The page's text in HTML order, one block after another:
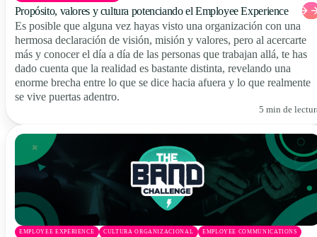
Propósito, valores y cultura potenciando el Employee Experience
Es posible que alguna vez hayas visto una organización con una
hermosa declaración de visión, misión y valores, pero al acercarte
más y conocer el día a día de las personas que trabajan allá, te has
dado cuenta que la realidad es bastante distinta, revelando una
enorme brecha entre lo que se dice hacia afuera y lo que realmente
se vive puertas adentro.
5 min de
EMPLOYEE EXPERIENCE CULTURA ORGANIZACIONAL EMPLOYEE COMMUNICATIONS